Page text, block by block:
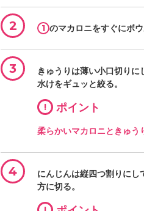
2 1 のマカロニをすぐにボ
3
きゅうりは薄い小口切りに
水けをギュッと絞る。
! ポイント
柔らかいマカロニときゅう
4
にんじんは縦四つ割りに
方に切る。